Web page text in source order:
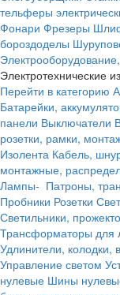
тельферы
Фонари Фрезеры
бороздоделы
Электротехнические
Перейти в категорию
Батарейки,
панели Выключатели
розетки, рамки,
Изолента Кабель,
монтажные,
Лампы- Патроны,
Пробники Розетки
Светильники,
Трансформаторы для
Удлинители, колодки,
Управление светом
нулевые Шины